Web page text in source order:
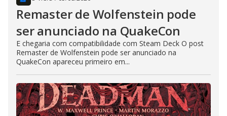
Remaster de Wolfenstein pode
ser anunciado na QuakeCon
E chegaria com compatibilidade com Steam Deck O post
Remaster de Wolfenstein pode ser anunciado na
QuakeCon apareceu primeiro em...